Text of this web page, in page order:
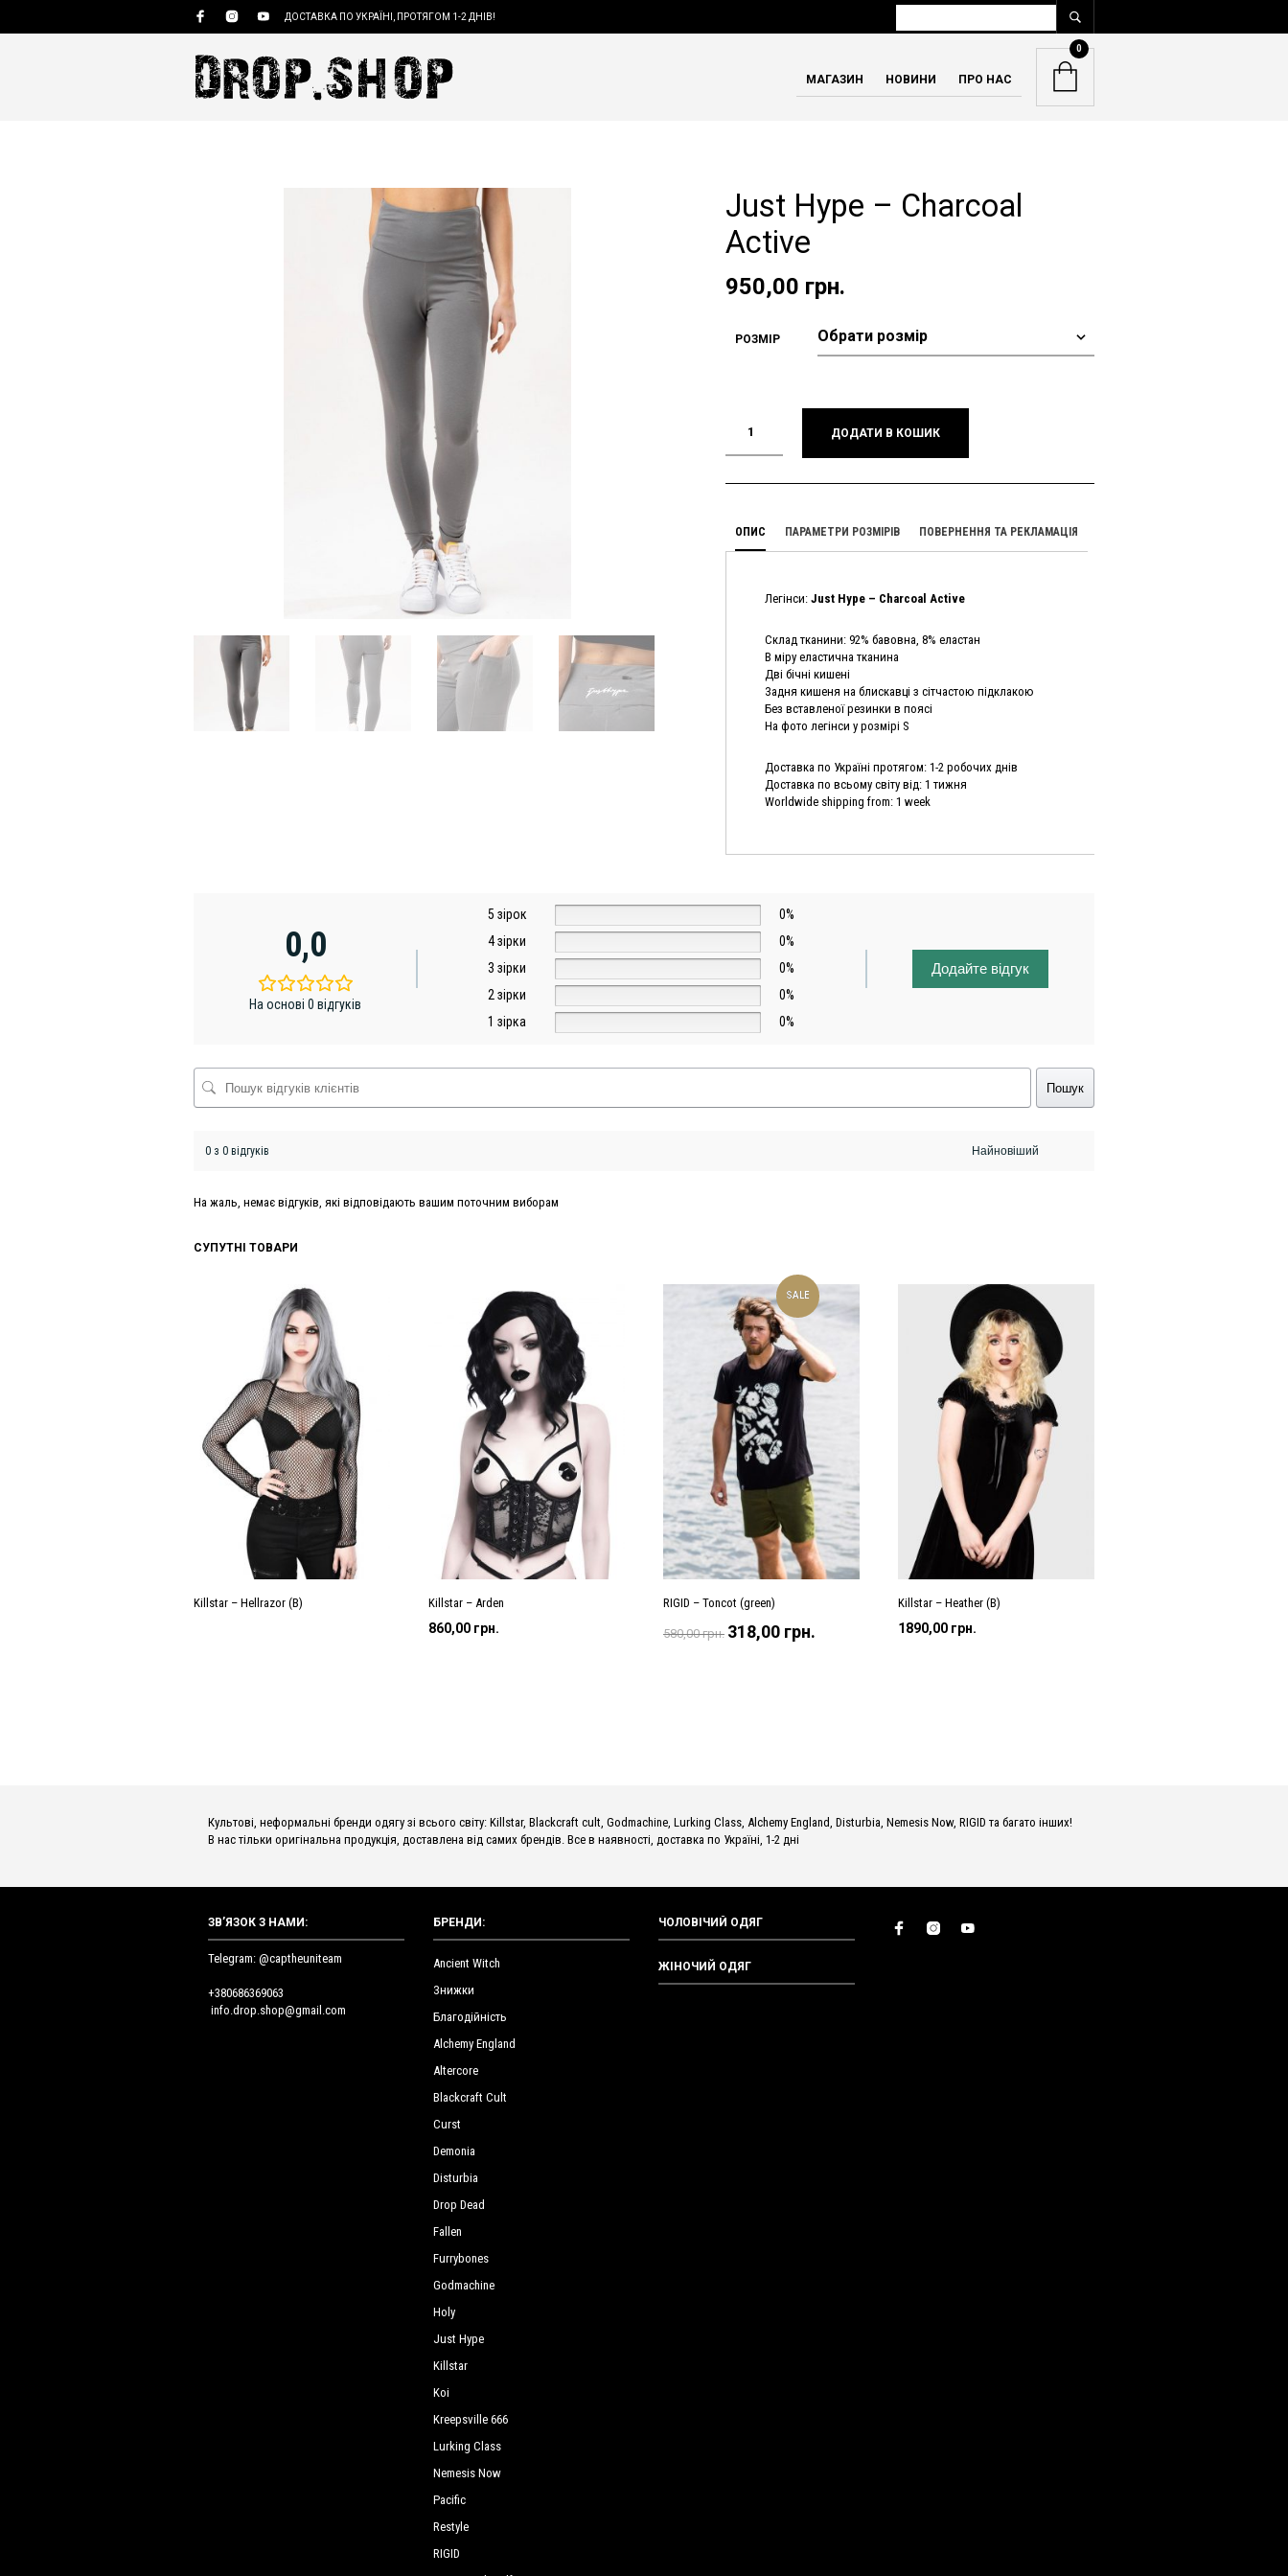
ДОСТАВКА ПО УКРАЇНІ, ПРОТЯГОМ 1-2 ДНІВ!
МАГАЗИН НОВИНИ ПРО НАС
0
Just Hype – Charcoal
Active
950,00 грн.
РОЗМІР
ДОДАТИ В КОШИК
ОПИС ПАРАМЕТРИ РОЗМІРІВ ПОВЕРНЕННЯ ТА РЕКЛАМАЦІЯ
Легінси: Just Hype – Charcoal Active
Склад тканини: 92% бавовна, 8% еластан
В міру еластична тканина
Дві бічні кишені
Задня кишеня на блискавці з сітчастою підклакою
Без вставленої резинки в поясі
На фото легінси у розмірі S
Доставка по Україні протягом: 1-2 робочих днів
Доставка по всьому світу від: 1 тижня
Worldwide shipping from: 1 week
0,0
На основі 0 відгуків
5 зірок
0%
4 зірки
0%
3 зірки
0%
2 зірки
0%
1 зірка
0%
Додайте відгук
Пошук
0 з 0 відгуків
На жаль, немає відгуків, які відповідають вашим поточним виборам
СУПУТНІ ТОВАРИ
Killstar – Hellrazor (B) Killstar – Arden
860,00 грн.
SALE
RIGID – Toncot (green)
580,00грн. Оригінальна
ціна:
318,00 грн.
Killstar – Heather (B)
1890,00 грн.
Культові, неформальні бренди одягу зі всього світу: Killstar, Blackcraft cult, Godmachine, Lurking Class, Alchemy England, Disturbia, Nemesis Now, RIGID та багато інших!
В нас тільки оригінальна продукція, доставлена від самих брендів. Все в наявності, доставка по Україні, 1-2 дні
ЗВ’ЯЗОК З НАМИ:
Telegram: @captheuniteam
+380686369063
info.drop.shop@gmail.com
БРЕНДИ:
Ancient Witch
Знижки
Благодійність
Alchemy England
Altercore
Blackcraft Cult
Curst
Demonia
Disturbia
Drop Dead
Fallen
Furrybones
Godmachine
Holy
Just Hype
Killstar
Koi
Kreepsville 666
Lurking Сlass
Nemesis Now
Pacific
Restyle
RIGID
ЧОЛОВІЧИЙ ОДЯГ
ЖІНОЧИЙ ОДЯГ